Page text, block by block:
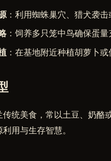
：利用蜘蛛巢穴、猎犬袭
：饲养多只笼中鸟确保蛋量
：在基地附近种植胡萝卜
传统美食，常以土豆、奶酪
用与生存智慧。